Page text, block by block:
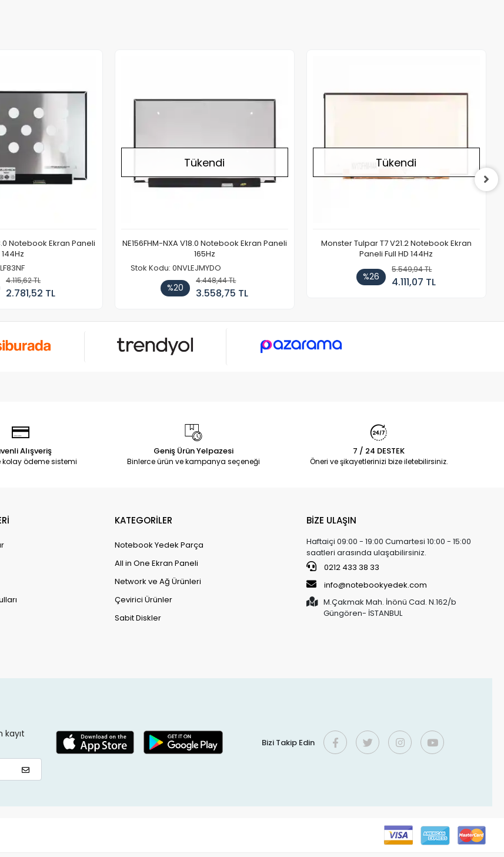
Notebook Ekran Paneli
144Hz
4.115,62 TL
2.781,52 TL
Tükendi
NE156FHM-NXA V18.0 Notebook Ekran Paneli
165Hz
Stok Kodu: 0NVLEJMYDO
%20
4.448,44 TL
3.558,75 TL
Tükendi
Monster Tulpar T7 V21.2 Notebook Ekran
Paneli Full HD 144Hz
%26
5.549,94 TL
4.111,07 TL
Alışveriş
kolay ödeme sistemi
Geniş Ürün Yelpazesi
Binlerce ürün ve kampanya seçeneği
7 / 24 DESTEK
Öneri ve şikayetlerinizi bize iletebilirsiniz.
KATEGORİLER
Notebook Yedek Parça
All in One Ekran Paneli
Network ve Ağ Ürünleri
Çevirici Ürünler
Sabit Diskler
BİZE ULAŞIN
Haftaiçi 09:00 - 19:00 Cumartesi 10:00 - 15:00
saatleri arasında ulaşabilirsiniz.
0212 433 38 33
info@notebookyedek.com
M.Çakmak Mah. İnönü Cad. N.162/b
Güngören- İSTANBUL
Bizi Takip Edin